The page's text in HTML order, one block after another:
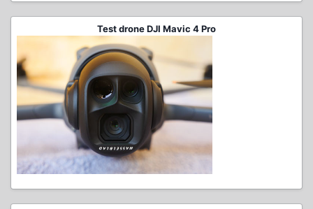
Test drone DJI Mavic 4 Pro